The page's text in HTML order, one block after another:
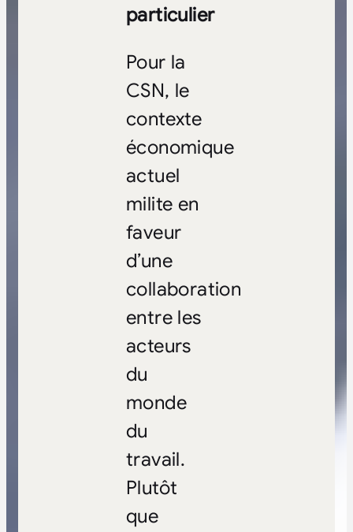
particulier
Pour la
CSN, le
contexte
économique
actuel
milite en
faveur
d’une
collaboration
entre les
acteurs
du
monde
du
travail.
Plutôt
que